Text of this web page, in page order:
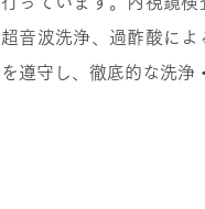
超音波洗浄、過酢酸に
を遵守し、徹底的な洗浄